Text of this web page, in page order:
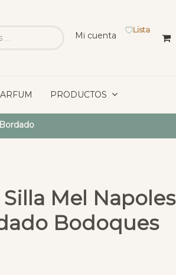
Mi cuenta
Lista
PRODUCTOS
Mel Napoles
Bodoques